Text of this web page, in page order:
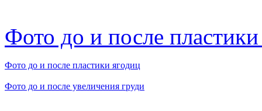
Фото до и после
Фото до и после пластики ягодиц
Фото до и после увеличения груди